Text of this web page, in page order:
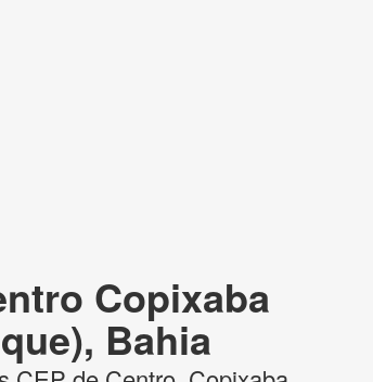
Copixaba
Bahia